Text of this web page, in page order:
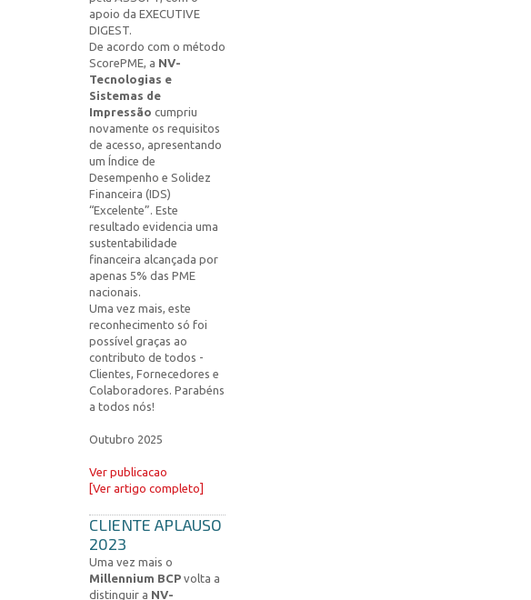
apoio da EXECUTIVE
DIGEST.
De acordo com o método
ScorePME, a NV-
Tecnologias e
Sistemas de
Impressão cumpriu
novamente os requisitos
de acesso, apresentando
um Índice de
Desempenho e Solidez
Financeira (IDS)
“Excelente”. Este
resultado evidencia uma
sustentabilidade
financeira alcançada por
apenas 5% das PME
nacionais.
Uma vez mais, este
reconhecimento só foi
possível graças ao
contributo de todos -
Clientes, Fornecedores e
Colaboradores. Parabéns
a todos nós!
Outubro 2025
Ver publicacao
[Ver artigo completo]
CLIENTE APLAUSO
2023
Uma vez mais o
Millennium BCPvolta a
distinguir a NV-